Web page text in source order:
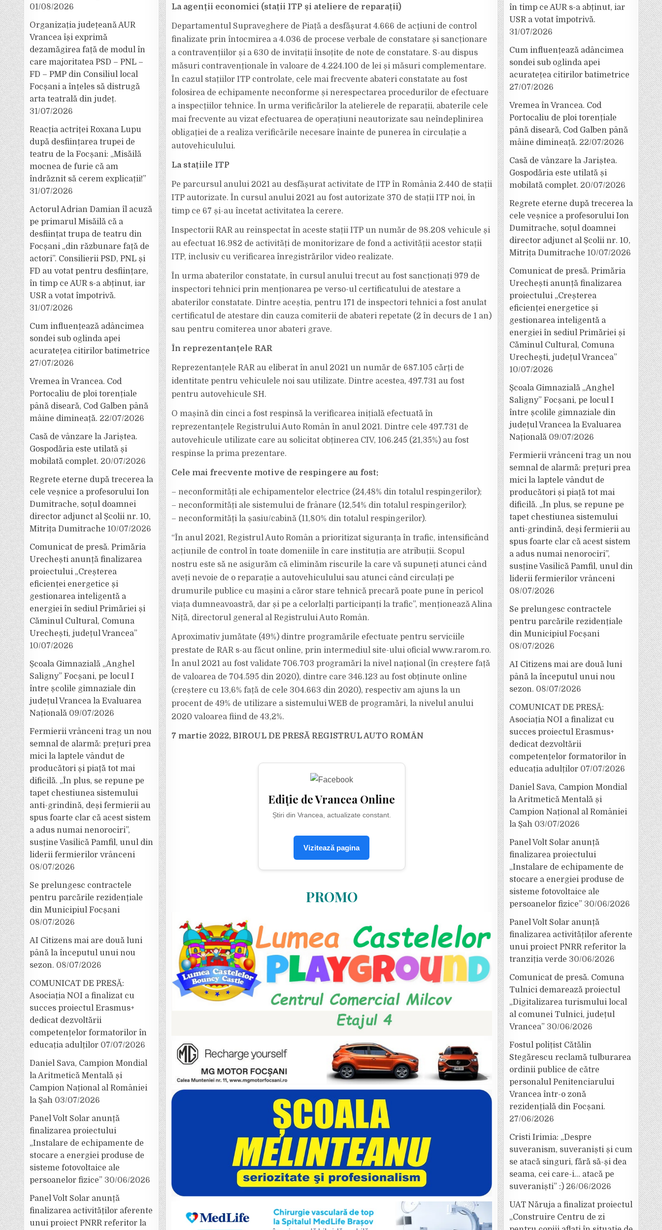
La agenții economici (stații ITP și ateliere de reparații)
Departamentul Supraveghere de Piață a desfăşurat 4.666 de acţiuni de control
finalizate prin întocmirea a 4.036 de procese verbale de constatare și sancționare
a contravențiilor și a 630 de invitații însoțite de note de constatare. S-au dispus
măsuri contravenționale în valoare de 4.224.100 de lei și măsuri complementare.
În cazul stațiilor ITP controlate, cele mai frecvente abateri constatate au fost
folosirea de echipamente neconforme și nerespectarea procedurilor de efectuare
a inspecțiilor tehnice. În urma verificărilor la atelierele de reparații, abaterile cele
mai frecvente au vizat efectuarea de operațiuni neautorizate sau neîndeplinirea
obligației de a realiza verificările necesare înainte de punerea în circulație a
autovehiculului.
La stațiile ITP
Pe parcursul anului 2021 au desfășurat activitate de ITP în România 2.440 de stații
ITP autorizate. În cursul anului 2021 au fost autorizate 370 de stații ITP noi, în
timp ce 67 și-au încetat activitatea la cerere.
Inspectorii RAR au reinspectat în aceste stații ITP un număr de 98.208 vehicule și
au efectuat 16.982 de activități de monitorizare de fond a activității acestor stații
ITP, inclusiv cu verificarea înregistrărilor video realizate.
În urma abaterilor constatate, în cursul anului trecut au fost sancționați 979 de
inspectori tehnici prin menționarea pe verso-ul certificatului de atestare a
abaterilor constatate. Dintre aceștia, pentru 171 de inspectori tehnici a fost anulat
certificatul de atestare din cauza comiterii de abateri repetate (2 în decurs de 1 an)
sau pentru comiterea unor abateri grave.
În reprezentanțele RAR
Reprezentanțele RAR au eliberat în anul 2021 un număr de 687.105 cărți de
identitate pentru vehiculele noi sau utilizate. Dintre acestea, 497.731 au fost
pentru autovehicule SH.
O mașină din cinci a fost respinsă la verificarea inițială efectuată în
reprezentanțele Registrului Auto Român în anul 2021. Dintre cele 497.731 de
autovehicule utilizate care au solicitat obținerea CIV, 106.245 (21,35%) au fost
respinse la prima prezentare.
Cele mai frecvente motive de respingere au fost:
– neconformități ale echipamentelor electrice (24,48% din totalul respingerilor);
– neconformități ale sistemului de frânare (12,54% din totalul respingerilor);
– neconformități la șasiu/cabină (11,80% din totalul respingerilor).
“În anul 2021, Registrul Auto Român a prioritizat siguranța în trafic, intensificând
acțiunile de control în toate domeniile în care instituția are atribuții. Scopul
nostru este să ne asigurăm că eliminăm riscurile la care vă supuneți atunci când
aveți nevoie de o reparație a autovehiculului sau atunci când circulați pe
drumurile publice cu mașini a căror stare tehnică precară poate pune în pericol
viața dumneavoastră, dar și pe a celorlalți participanți la trafic”, menționează Alina
Niță, directorul general al Registrului Auto Român.
Aproximativ jumătate (49%) dintre programările efectuate pentru serviciile
prestate de RAR s-au făcut online, prin intermediul site-ului oficial www.rarom.ro.
În anul 2021 au fost validate 706.703 programări la nivel naţional (în creștere față
de valoarea de 704.595 din 2020), dintre care 346.123 au fost obținute online
(creștere cu 13,6% față de cele 304.663 din 2020), respectiv am ajuns la un
procent de 49% de utilizare a sistemului WEB de programări, la nivelul anului
2020 valoarea fiind de 43,2%.
7 martie 2022, BIROUL DE PRESĂ REGISTRUL AUTO ROMÂN
Ediție de Vrancea Online
Știri din Vrancea, actualizate constant.
Vizitează pagina
PROMO
01/08/2026
Organizația județeană AUR
Vrancea își exprimă
dezamăgirea față de modul în
care majoritatea PSD – PNL –
FD – PMP din Consiliul local
Focșani a înțeles să distrugă
arta teatrală din județ.
31/07/2026
Reacția actriței Roxana Lupu
după desființarea trupei de
teatru de la Focșani: „Misăilă
mocnea de furie că am
îndrăznit să cerem explicații!”
31/07/2026
Actorul Adrian Damian îl acuză
pe primarul Misăilă că a
desființat trupa de teatru din
Focșani „din răzbunare față de
actori”. Consilierii PSD, PNL și
FD au votat pentru desființare,
în timp ce AUR s-a abținut, iar
USR a votat împotrivă.
31/07/2026
Cum influențează adâncimea
sondei sub oglinda apei
acuratețea citirilor batimetrice
27/07/2026
Vremea în Vrancea. Cod
Portocaliu de ploi torențiale
până diseară, Cod Galben până
mâine dimineață. 22/07/2026
Casă de vânzare la Jariștea.
Gospodăria este utilată și
mobilată complet. 20/07/2026
Regrete eterne după trecerea la
cele veșnice a profesorului Ion
Dumitrache, soțul doamnei
director adjunct al Școlii nr. 10,
Mitrița Dumitrache 10/07/2026
Comunicat de presă. Primăria
Urechești anunță finalizarea
proiectului „Creșterea
eficienței energetice și
gestionarea inteligentă a
energiei în sediul Primăriei și
Căminul Cultural, Comuna
Urechești, județul Vrancea”
10/07/2026
Școala Gimnazială „Anghel
Saligny” Focșani, pe locul I
între școlile gimnaziale din
județul Vrancea la Evaluarea
Națională 09/07/2026
Fermierii vrânceni trag un nou
semnal de alarmă: prețuri prea
mici la laptele vândut de
producători și piață tot mai
dificilă. „În plus, se repune pe
tapet chestiunea sistemului
anti-grindină, deși fermierii au
spus foarte clar că acest sistem
a adus numai nenorociri”,
susține Vasilică Pamfil, unul din
liderii fermierilor vrânceni
08/07/2026
Se prelungesc contractele
pentru parcările rezidențiale
din Municipiul Focșani
08/07/2026
AI Citizens mai are două luni
până la începutul unui nou
sezon. 08/07/2026
COMUNICAT DE PRESĂ:
Asociația NOI a finalizat cu
succes proiectul Erasmus+
dedicat dezvoltării
competențelor formatorilor în
educația adulților 07/07/2026
Daniel Sava, Campion Mondial
la Aritmetică Mentală și
Campion Național al României
la Șah 03/07/2026
Panel Volt Solar anunță
finalizarea proiectului
„Instalare de echipamente de
stocare a energiei produse de
sisteme fotovoltaice ale
persoanelor fizice” 30/06/2026
Panel Volt Solar anunță
finalizarea activităților aferente
unui proiect PNRR referitor la
în timp ce AUR s-a abținut, iar
USR a votat împotrivă.
31/07/2026
Cum influențează adâncimea
sondei sub oglinda apei
acuratețea citirilor batimetrice
27/07/2026
Vremea în Vrancea. Cod
Portocaliu de ploi torențiale
până diseară, Cod Galben până
mâine dimineață. 22/07/2026
Casă de vânzare la Jariștea.
Gospodăria este utilată și
mobilată complet. 20/07/2026
Regrete eterne după trecerea la
cele veșnice a profesorului Ion
Dumitrache, soțul doamnei
director adjunct al Școlii nr. 10,
Mitrița Dumitrache 10/07/2026
Comunicat de presă. Primăria
Urechești anunță finalizarea
proiectului „Creșterea
eficienței energetice și
gestionarea inteligentă a
energiei în sediul Primăriei și
Căminul Cultural, Comuna
Urechești, județul Vrancea”
10/07/2026
Școala Gimnazială „Anghel
Saligny” Focșani, pe locul I
între școlile gimnaziale din
județul Vrancea la Evaluarea
Națională 09/07/2026
Fermierii vrânceni trag un nou
semnal de alarmă: prețuri prea
mici la laptele vândut de
producători și piață tot mai
dificilă. „În plus, se repune pe
tapet chestiunea sistemului
anti-grindină, deși fermierii au
spus foarte clar că acest sistem
a adus numai nenorociri”,
susține Vasilică Pamfil, unul din
liderii fermierilor vrânceni
08/07/2026
Se prelungesc contractele
pentru parcările rezidențiale
din Municipiul Focșani
08/07/2026
AI Citizens mai are două luni
până la începutul unui nou
sezon. 08/07/2026
COMUNICAT DE PRESĂ:
Asociația NOI a finalizat cu
succes proiectul Erasmus+
dedicat dezvoltării
competențelor formatorilor în
educația adulților 07/07/2026
Daniel Sava, Campion Mondial
la Aritmetică Mentală și
Campion Național al României
la Șah 03/07/2026
Panel Volt Solar anunță
finalizarea proiectului
„Instalare de echipamente de
stocare a energiei produse de
sisteme fotovoltaice ale
persoanelor fizice” 30/06/2026
Panel Volt Solar anunță
finalizarea activităților aferente
unui proiect PNRR referitor la
tranziția verde 30/06/2026
Comunicat de presă. Comuna
Tulnici demarează proiectul
„Digitalizarea turismului local
al comunei Tulnici, județul
Vrancea” 30/06/2026
Fostul polițist Cătălin
Stegărescu reclamă tulburarea
ordinii publice de către
personalul Penitenciarului
Vrancea într-o zonă
rezidențială din Focșani.
27/06/2026
Cristi Irimia: „Despre
suveranism, suveraniști și cum
se atacă singuri, fără să-și dea
seama, cei care-i… atacă pe
suveraniști” :) 26/06/2026
UAT Năruja a finalizat proiectul
„Construire Centru de zi